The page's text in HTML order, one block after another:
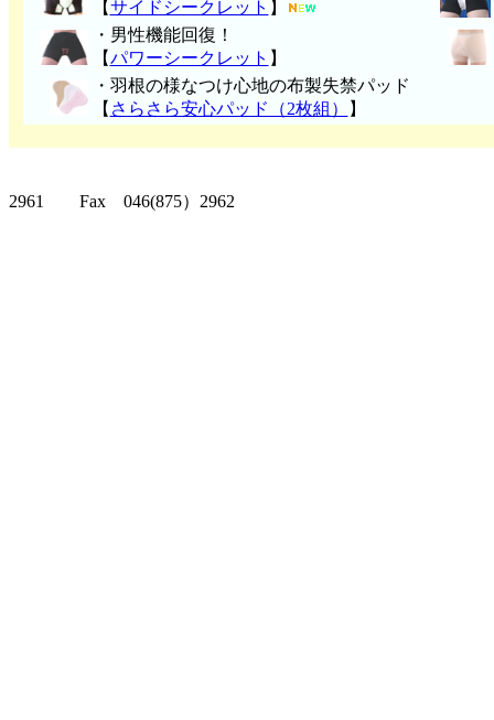
【サイドシークレット 】
・男性機能回復！
【パワーシークレット 】
・ 羽根の様なつけ心地の布製失禁パッ ド
【 さらさら安心パッド（2枚組） 】
2961 Fax 046(875）2962